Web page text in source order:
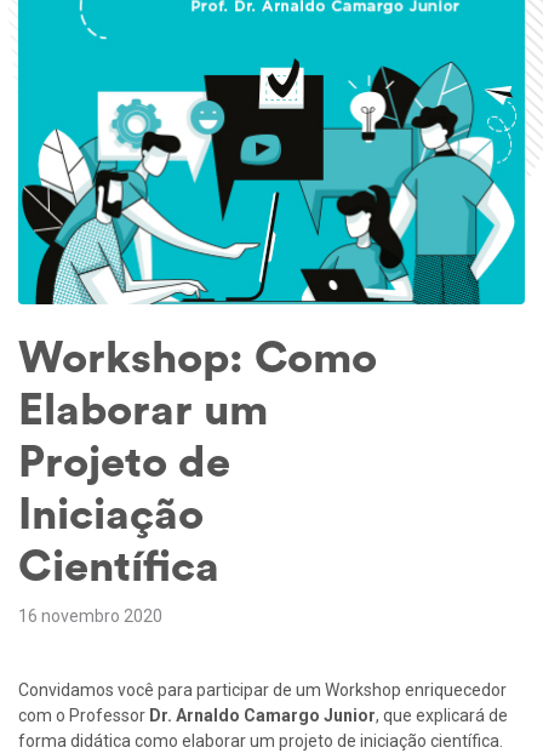
Workshop: Como
Elaborar um
Projeto de
Iniciação
Científica
16 novembro 2020
Convidamos você para participar de um Workshop enriquecedor
com o Professor Dr. Arnaldo Camargo Junior, que explicará de
forma didática como elaborar um projeto de iniciação científica.